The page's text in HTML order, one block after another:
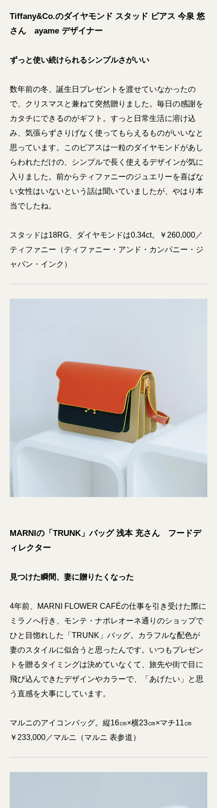
Tiffany&Co.のダイヤモンド スタッド ピアス 今泉 悠
さん ayame デザイナー
ずっと使い続けられるシンプルさがいい
数年前の冬、誕生日プレゼントを渡せていなかったの
で、クリスマスと兼ねて突然贈りました。毎日の感謝を
カタチにできるのがギフト。すっと日常生活に溶け込
み、気張らずさりげなく使ってもらえるものがいいなと
思っています。このピアスは一粒のダイヤモンドがあし
らわれただけの、シンプルで長く使えるデザインが気に
入りました。前からティファニーのジュエリーを喜ばな
い女性はいないという話は聞いていましたが、やはり本
当でしたね。
スタッドは18RG、ダイヤモンドは0.34ct。￥260,000／
ティファニー（ティファニー・アンド・カンパニー・ジ
ャパン・インク）
MARNIの「TRUNK」バッグ 浅本 充さん フードデ
ィレクター
見つけた瞬間、妻に贈りたくなった
4年前、MARNI FLOWER CAFÉの仕事を引き受けた際に
ミラノへ行き、モンテ・ナポレオーネ通りのショップで
ひと目惚れした「TRUNK」バッグ。カラフルな配色が
妻のスタイルに似合うと思ったんです。いつもプレゼン
トを贈るタイミングは決めていなくて、旅先や街で目に
飛び込んできたデザインやカラーで、「あげたい」と思
う直感を大事にしています。
マルニのアイコンバッグ。縦16㎝×横23㎝×マチ11㎝
￥233,000／マルニ（マルニ 表参道）